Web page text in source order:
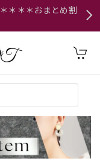
＊＊＊おまとめ割